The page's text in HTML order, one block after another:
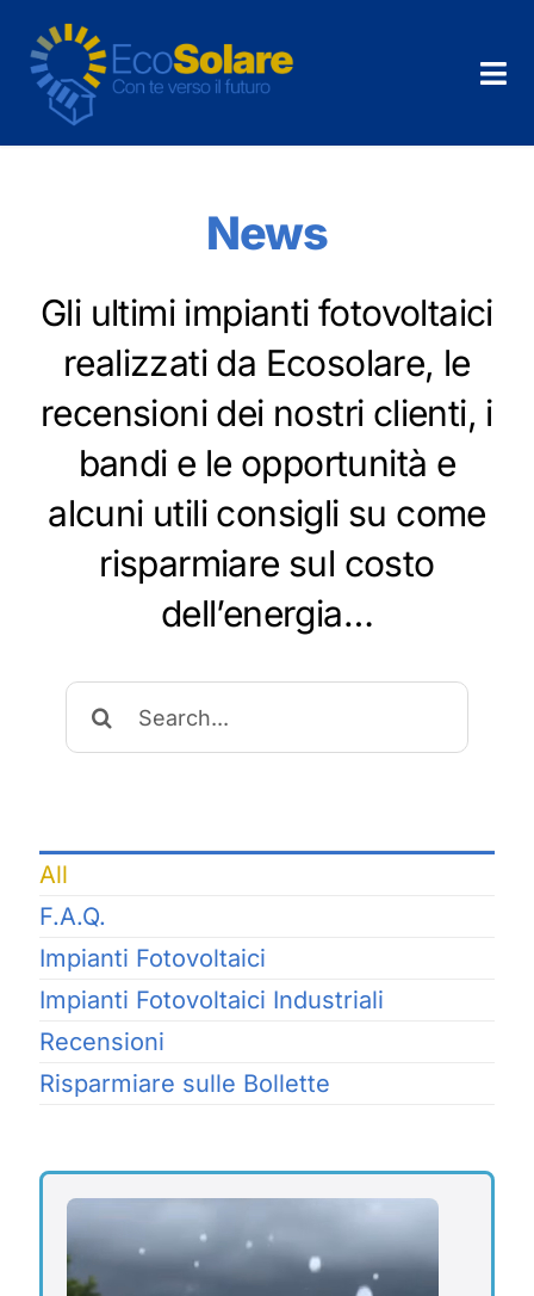
contenuto
Chi Siamo
News
Dicono di noi
Contatti
News
Gli ultimi impianti fotovoltaici
realizzati da Ecosolare, le
recensioni dei nostri clienti, i
bandi e le opportunità e
alcuni utili consigli su come
risparmiare sul costo
dell’energia…
Cerca
per:
All
F.A.Q.
Impianti Fotovoltaici
Impianti Fotovoltaici Industriali
Recensioni
Risparmiare sulle Bollette